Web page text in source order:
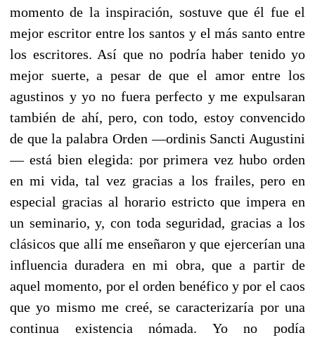
momento de la inspiración, sostuve que él fue el
mejor escritor entre los santos y el más santo entre
los escritores. Así que no podría haber tenido yo
mejor suerte, a pesar de que el amor entre los
agustinos y yo no fuera perfecto y me expulsaran
también de ahí, pero, con todo, estoy convencido
de que la palabra Orden —ordinis Sancti Augustini
— está bien elegida: por primera vez hubo orden
en mi vida, tal vez gracias a los frailes, pero en
especial gracias al horario estricto que impera en
un seminario, y, con toda seguridad, gracias a los
clásicos que allí me enseñaron y que ejercerían una
influencia duradera en mi obra, que a partir de
aquel momento, por el orden benéfico y por el caos
que yo mismo me creé, se caracterizaría por una
continua existencia nómada. Yo no podía